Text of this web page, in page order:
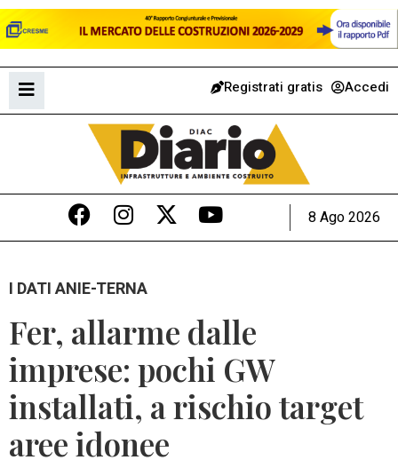
Registrati gratis Accedi
8 Ago 2026
I DATI ANIE-TERNA
Fer, allarme dalle
imprese: pochi GW
installati, a rischio target
aree idonee